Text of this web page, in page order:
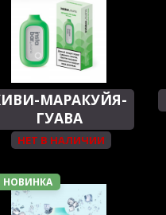
МАРАКУЙЯ-
ГУАВА
НЕТ В НАЛИЧИИ
НОВИНКА